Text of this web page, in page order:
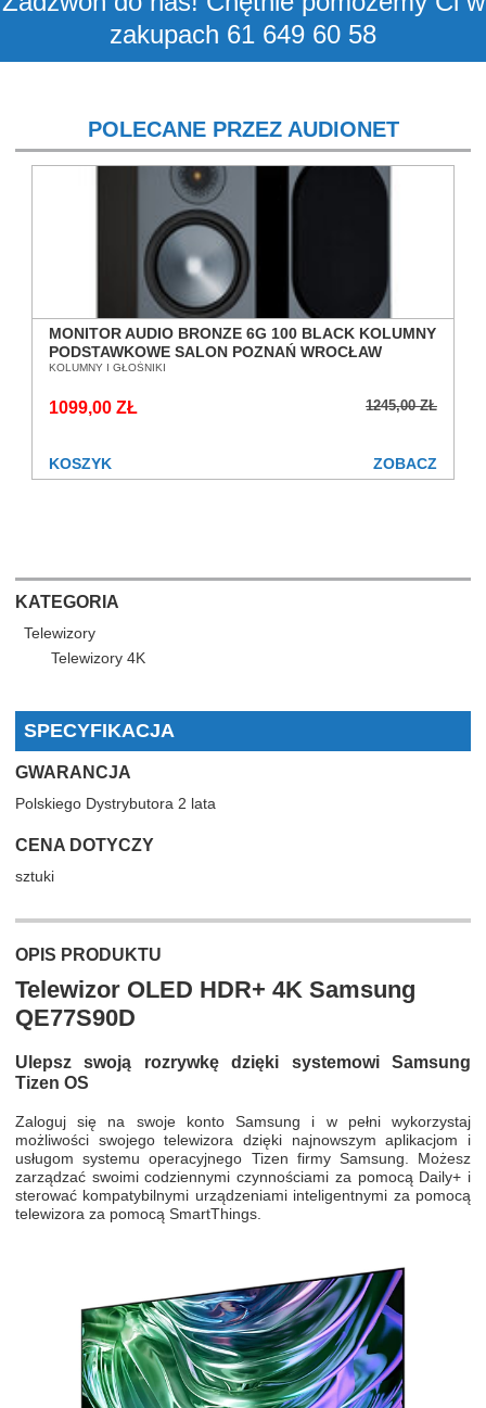
zakupach 61 649 60 58
POLECANE PRZEZ AUDIONET
MONITOR AUDIO BRONZE 6G 100 BLACK KOLUMNY
PODSTAWKOWE SALON POZNAŃ WROCŁAW
KOLUMNY I GŁOŚNIKI
1245,00 ZŁ
1099,00 ZŁ
KOSZYK ZOBACZ
KATEGORIA
Telewizory
Telewizory 4K
SPECYFIKACJA
GWARANCJA
Polskiego Dystrybutora 2 lata
CENA DOTYCZY
sztuki
OPIS PRODUKTU
Telewizor OLED HDR+ 4K Samsung
QE77S90D
Ulepsz swoją rozrywkę dzięki systemowi Samsung
Tizen OS
Zaloguj się na swoje konto Samsung i w pełni wykorzystaj
możliwości swojego telewizora dzięki najnowszym aplikacjom i
usługom systemu operacyjnego Tizen firmy Samsung. Możesz
zarządzać swoimi codziennymi czynnościami za pomocą Daily+ i
sterować kompatybilnymi urządzeniami inteligentnymi za pomocą
telewizora za pomocą SmartThings.